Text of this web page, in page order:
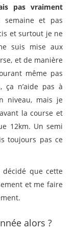
pas vraiment
et pas
et surtout je ne
suis mise aux
et de manière
même pas
ça n’aide pas à
niveau, mais je
la course et
12km. Un semi
toujours pas ce
décidé que cette
et me faire
alors ?